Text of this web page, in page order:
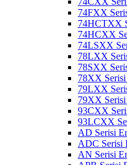
74FXX
74HCTXX
74HCXX
74LSXX
78LXX
78SXX
78XX
79LXX
79XX
93CXX
93LCXX
AD Serisi
ADC Serisi
AN Serisi